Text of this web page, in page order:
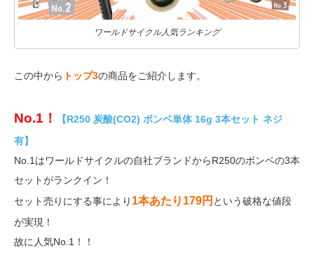
ワールドサイクル人気ランキング
この中から トップ3の商品をご紹介します。
No.1！
【R250 炭酸(CO2) ボンベ単体 16g 3本セット ネジ
有】
No.1はワールドサイクルの自社ブランドからR250のボンベの3本
セットがランクイン！
セット売りにする事により 1本あたり179円 という破格な値段
が実現！
故に人気No.1！！